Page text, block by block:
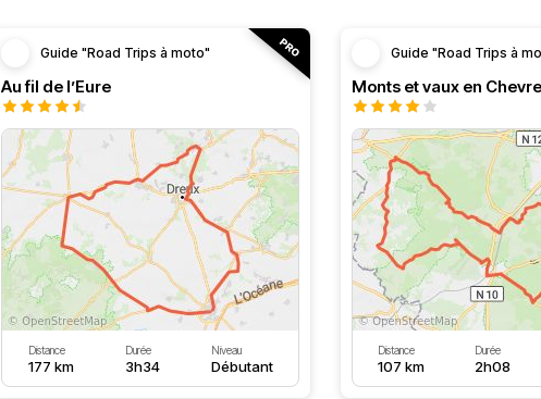
Guide "Road Trips à moto"
Au fil de l’Eure
Distance
177 km
Durée
3h34
Niveau
Débutant
Guide "Road Trips à
Monts et vaux en
Distance
107 km
Durée
2h08